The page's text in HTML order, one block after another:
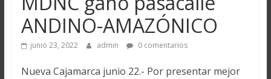
ANDINO-AMAZÓNICO
junio 23, 2022 admin 0 comentarios
Nueva Cajamarca junio 22.- Por presentar mejor